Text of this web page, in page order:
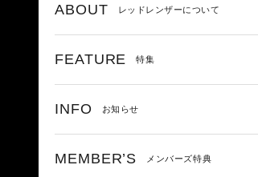
ABOUT レッドレンザーについて
FEATURE 特集
INFO お知らせ
MEMBER’S メンバーズ特典